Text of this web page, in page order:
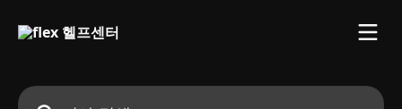
기사 검색...